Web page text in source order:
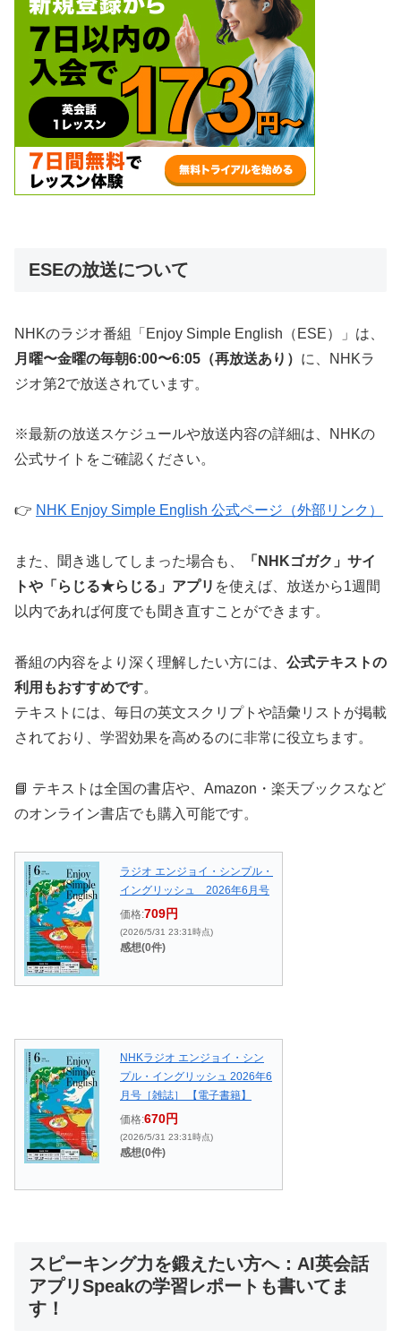
ESEの放送について
NHKのラジオ番組「Enjoy Simple English（ESE）」は、
月曜〜金曜の毎朝6:00〜6:05（再放送あり） に、NHKラ
ジオ第2で放送されています。
※最新の放送スケジュールや放送内容の詳細は、NHKの
公式サイトをご確認ください。
👉 NHK Enjoy Simple English 公式ページ（外部リンク）
また、聞き逃してしまった場合も、
「NHKゴガク」サイ
トや「らじる★らじる」アプリ を使えば、放送から1週間
以内であれば何度でも聞き直すことができます。
番組の内容をより深く理解したい方には、 公式テキストの
利用もおすすめです。
テキストには、毎日の英文スクリプトや語彙リストが掲載
されており、学習効果を高めるのに非常に役立ちます。
📘 テキストは全国の書店や、Amazon・楽天ブックスなど
のオンライン書店でも購入可能です。
ラジオ エンジョイ・シンプル・
イングリッシュ 2026年6月号
価格:709円
(2026/5/31 23:31時点)
感想(0件)
NHKラジオ エンジョイ・シン
プル・イングリッシュ 2026年6
月号［雑誌］ 【電子書籍】
価格:670円
(2026/5/31 23:31時点)
感想(0件)
スピーキング力を鍛えたい方へ：AI英会話
アプリSpeakの学習レポートも書いてま
す！